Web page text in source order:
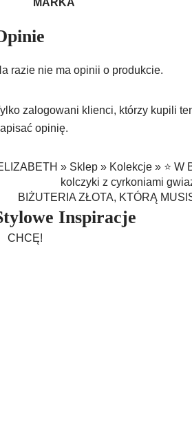
razie nie ma opinii o produkcie.
zalogowani klienci, którzy kupili
opinię.
» Sklep» Kolekcje» ⭐ W
kolczyki z cyrkoniami
BIŻUTERIA ZŁOTA, KTÓRĄ
Inspiracje
CHCĘ!